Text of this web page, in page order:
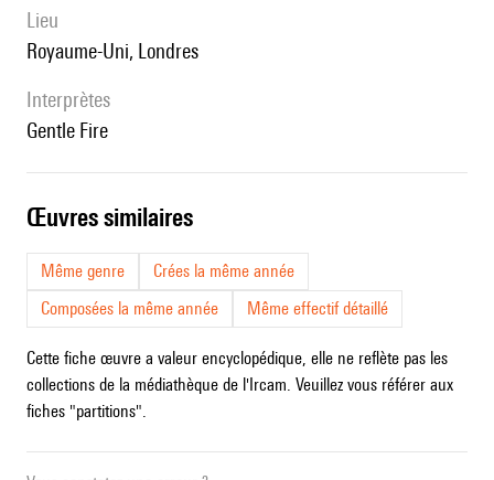
lieu
Royaume-Uni, Londres
interprètes
Gentle Fire
œuvres similaires
Même genre
Crées la même année
Composées la même année
Même effectif détaillé
Cette fiche œuvre a valeur encyclopédique, elle ne reflète pas les
collections de la médiathèque de l'Ircam. Veuillez vous référer aux
fiches "partitions".